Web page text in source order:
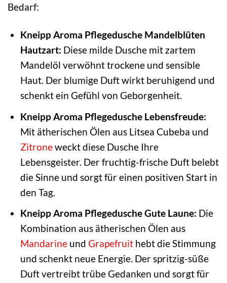
Bedarf:
Kneipp Aroma Pflegedusche Mandelblüten
Hautzart: Diese milde Dusche mit zartem
Mandelöl verwöhnt trockene und sensible
Haut. Der blumige Duft wirkt beruhigend und
schenkt ein Gefühl von Geborgenheit.
Kneipp Aroma Pflegedusche Lebensfreude:
Mit ätherischen Ölen aus Litsea Cubeba und
Zitroneweckt diese Dusche Ihre
Lebensgeister. Der fruchtig-frische Duft belebt
die Sinne und sorgt für einen positiven Start in
den Tag.
Kneipp Aroma Pflegedusche Gute Laune: Die
Kombination aus ätherischen Ölen aus
Mandarineund Grapefruithebt die Stimmung
und schenkt neue Energie. Der spritzig-süße
Duft vertreibt trübe Gedanken und sorgt für